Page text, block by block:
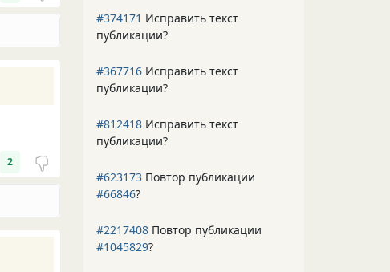
2
#374171 Исправить текст
публикации?
#367716 Исправить текст
публикации?
#812418 Исправить текст
публикации?
#623173 Повтор публикации
#66846?
#2217408 Повтор публикации
#1045829?